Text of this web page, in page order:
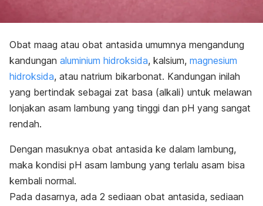
Obat maag atau obat antasida umumnya mengandung
kandungan aluminium hidroksida, kalsium, magnesium
hidroksida, atau natrium bikarbonat. Kandungan inilah
yang bertindak sebagai zat basa (alkali) untuk melawan
lonjakan asam lambung yang tinggi dan pH yang sangat
rendah.
Dengan masuknya obat antasida ke dalam lambung,
maka kondisi pH asam lambung yang terlalu asam bisa
kembali normal.
Pada dasarnya, ada 2 sediaan obat antasida, sediaan